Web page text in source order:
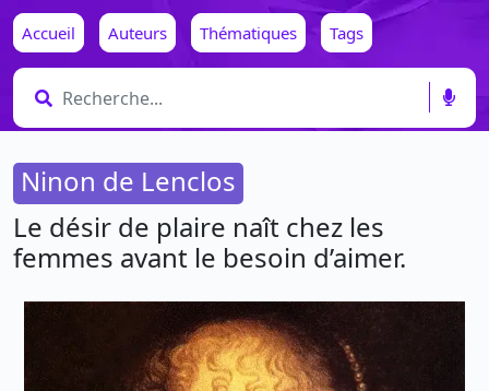
Accueil Auteurs Thématiques Tags
Ninon de Lenclos
Le désir de plaire naît chez les
femmes avant le besoin d’aimer.